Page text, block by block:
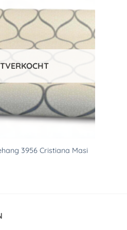
Toevoegen
aan
verlanglijst
3956 Cristiana Masi